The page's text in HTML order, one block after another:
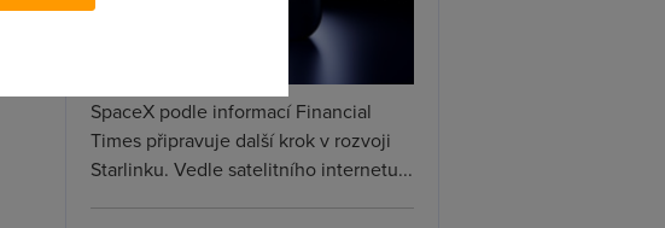
SpaceX podle informací Financial
Times připravuje další krok v rozvoji
Starlinku. Vedle satelitního internetu...